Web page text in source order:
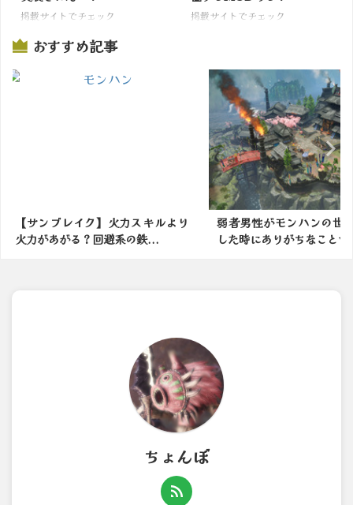
掲載サイトでチェック 掲載サイトでチェック
おすすめ記事
キルより
鉄...
弱者男性がモンハンの世界に転生
した時にありがちなことｗ...
今日の古
わ〜：アイ
ちょんぼ